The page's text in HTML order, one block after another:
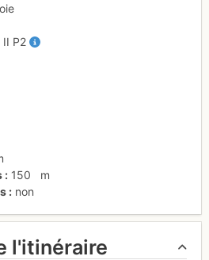
II P2
150
m
non
l'itinéraire